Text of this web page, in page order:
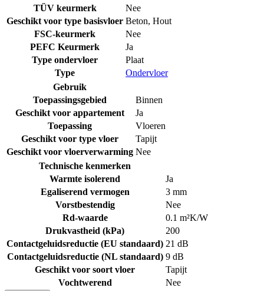
TÜV keurmerk
Nee
Geschikt voor type basisvloer Beton, Hout
FSC-keurmerk
Nee
PEFC Keurmerk
Ja
Type ondervloer
Plaat
Type
Ondervloer
Gebruik
Toepassingsgebied
Binnen
Geschikt voor appartement
Ja
Toepassing
Vloeren
Geschikt voor type vloer
Tapijt
Geschikt voor vloerverwarming Nee
Technische kenmerken
Warmte isolerend
Ja
Egaliserend vermogen
3 mm
Vorstbestendig
Nee
Rd-waarde
0.1 m²K/W
Drukvastheid (kPa)
200
Contactgeluidsreductie (EU standaard) 21 dB
Contactgeluidsreductie (NL standaard) 9 dB
Geschikt voor soort vloer
Tapijt
Vochtwerend
Nee